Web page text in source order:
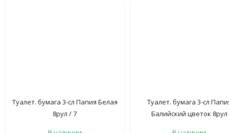
Туалет. бумага 3-сл Папия Белая
8рул / 7
Туалет. бумага 3-сл
Балийский цветок 8рул